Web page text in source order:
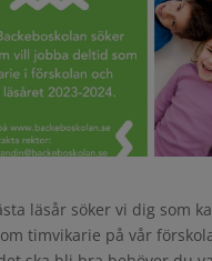
läsår söker vi dig som
timvikarie på vår